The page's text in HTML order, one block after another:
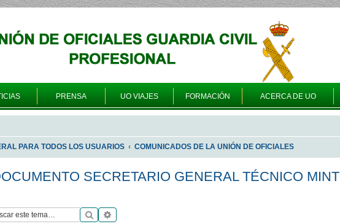
PRENSA UO VIAJES FORMACIÓN ACERCA DE UO
PARA TODOS LOS USUARIOS COMUNICADOS DE LA UNIÓN DE OFICIALES
SECRETARIO GENERAL TÉCNICO MINT
Buscar